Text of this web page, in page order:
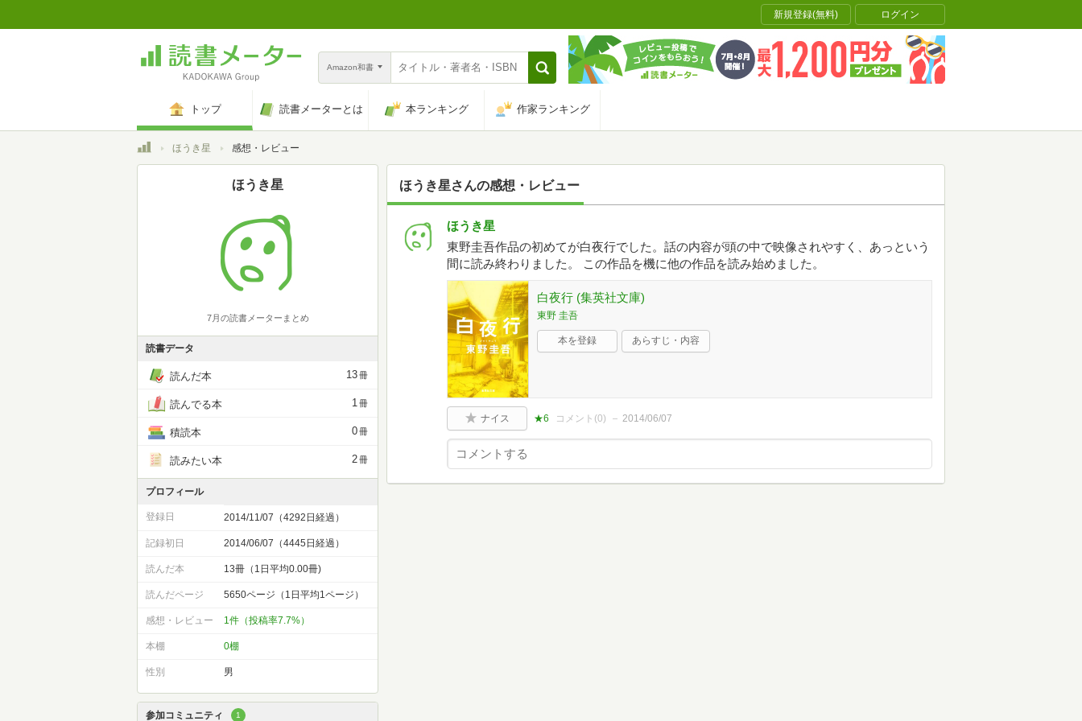
新規登録(無料) ログイン
Amazon和書
トップ 読書メーターとは 本ランキング 作家ランキング
トップほうき星 感想・レビュー
ほうき星さんの感想・レビュー
ほうき星
東野圭吾作品の初めてが白夜行でした。話の内容が頭の中で映像されやすく、あっという
間に読み終わりました。 この作品を機に他の作品を読み始めました。
白夜行 (集英社文庫)
東野 圭吾
本を登録 あらすじ・内容
ナイス ★6 コメント(0) 2014/06/07
ほうき星
7月の読書メーターまとめ
読書データ
読んだ本 13冊
読んでる本 1冊
積読本 0冊
読みたい本 2冊
プロフィール
登録日 2014/11/07（4292日経過）
記録初日 2014/06/07（4445日経過）
読んだ本 13冊（1日平均0.00冊)
読んだページ 5650ページ（1日平均1ページ）
感想・レビュー 1件（投稿率7.7%）
本棚 0棚
性別 男
参加コミュニティ 1